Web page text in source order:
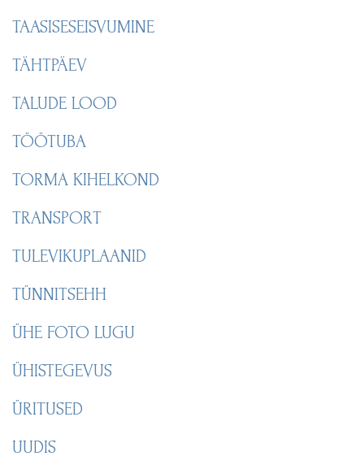
TAASISESEISVUMINE
TÄHTPÄEV
TALUDE LOOD
TÖÖTUBA
TORMA KIHELKOND
TRANSPORT
TULEVIKUPLAANID
TÜNNITSEHH
ÜHE FOTO LUGU
ÜHISTEGEVUS
ÜRITUSED
UUDIS